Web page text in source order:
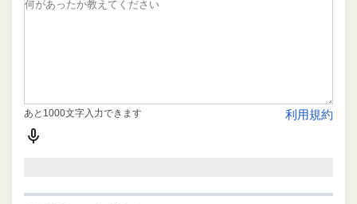
利用規約
あと1000文字入力できます